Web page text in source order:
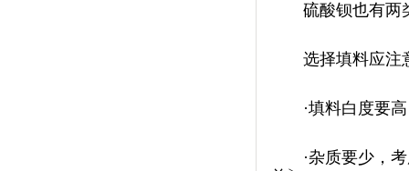
硫酸钡也有两类
选择填料应注意
·填料白度要高
·杂质要少